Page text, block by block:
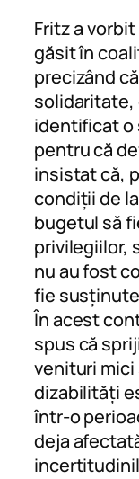
Fritz a
găsit în
precizând
solidaritate,
identificat o
pentru că
insistat că,
condiții de
bugetul să
privilegiilor,
nu au fost
fie
În acest
spus că
venituri
dizabilități
într-o
deja